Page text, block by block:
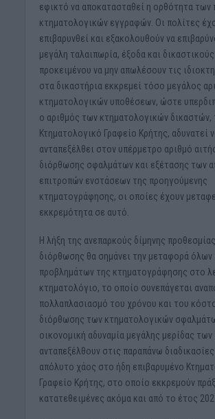
εφικτό να αποκατασταθεί η ορθότητα
κτηματολογικών εγγραφών. Οι πολίτες
επιβαρυνθεί και εξακολουθούν να
μεγάλη ταλαιπωρία, έξοδα και
προκειμένου να μην απωλέσουν τις
στα δικαστήρια εκκρεμεί τόσο μεγάλος
κτηματολογικών υποθέσεων, ώστε
ο αριθμός των κτηματολογικών δικαστών,
Κτηματολογικό Γραφείο Κρήτης, αδυνατεί
ανταπεξέλθει στον υπέρμετρο αριθμό
διόρθωσης σφαλμάτων και εξέτασης των
επιτροπών ενστάσεων της προηγούμενης
κτηματογράφησης, οι οποίες έχουν
εκκρεμότητα σε αυτό.
Η λήξη της ανεπαρκούς δίμηνης
διόρθωσης θα σημάνει την μεταφορά όλων
προβλημάτων της κτηματογράφησης στο
κτηματολόγιο, το οποίο συνεπάγεται
πολλαπλασιασμό του χρόνου και του
διόρθωσης των κτηματολογικών
οικονομική αδυναμία μεγάλης μερίδας
ανταπεξέλθουν στις παραπάνω
απόλυτο χάος στο ήδη επιβαρυμένο
Γραφείο Κρήτης, στο οποίο εκκρεμούν
κατατεθειμένες ακόμα και από το έτος